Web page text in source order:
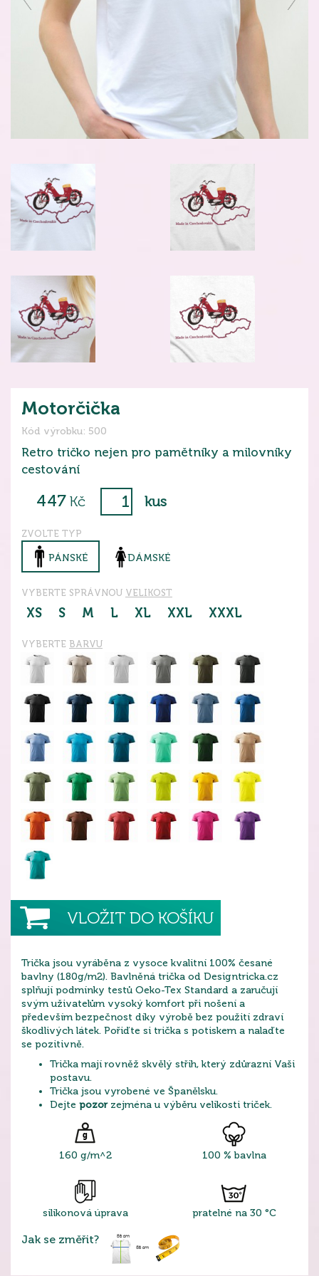
Motorčička
Kód výrobku: 500
Retro tričko nejen pro pamětníky a milovníky
cestování
447 Kč kus
ZVOLTE TYP
PÁNSKÉ DÁMSKÉ
VYBERTE SPRÁVNOU VELIKOST
XS S M L XL XXL XXXL
VYBERTE BARVU
VLOŽIT DO KOŠÍKU
Trička jsou vyráběna z vysoce kvalitní 100% česané
bavlny (180g/m2). Bavlněná trička od Designtricka.cz
splňují podmínky testů Oeko-Tex Standard a zaručují
svým uživatelům vysoký komfort při nošení a
především bezpečnost díky výrobě bez použití zdraví
škodlivých látek. Pořiďte si trička s potiskem a nalaďte
se pozitivně.
Trička mají rovněž skvělý střih, který zdůrazní Vaši
postavu.
Trička jsou vyrobené ve Španělsku.
Dejte pozorzejména u výběru velikosti triček.
160 g/m^2 100 % bavlna
silikonová úprava pratelné na 30 °C
Jak se změřit?